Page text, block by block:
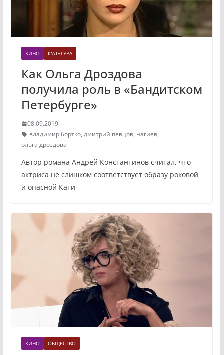
КИНО КУЛЬТУРА
Как Ольга Дроздова
получила роль в «Бандитском
Петербурге»
08.09.2019
владимир бортко, дмитрий певцов, нагиев,
ольга дроздова
Автор романа Андрей Константинов считал, что
актриса не слишком соответствует образу роковой
и опасной Кати
КИНО ОБЩЕСТВО